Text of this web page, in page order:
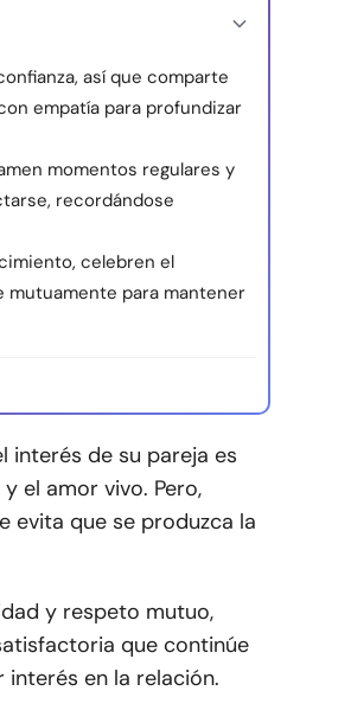
así que comparte
empatía para profundizar
momentos regulares y
recordándose
celebren el
mutuamente para mantener
interés de su pareja es
el amor vivo. Pero,
evita que se produzca la
y respeto mutuo,
que continúe
en la relación.